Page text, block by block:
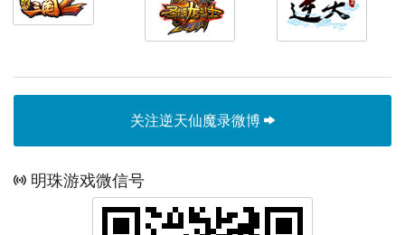
关注逆天仙魔录微博
明珠游戏微信号